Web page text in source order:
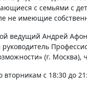
с семьями с
не имеющие
ведущий Андрей
(г. Москва),
с 18:30 до